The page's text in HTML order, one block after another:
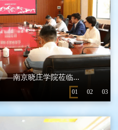
南京晓庄学院莅临...